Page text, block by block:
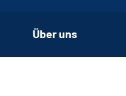
Über uns